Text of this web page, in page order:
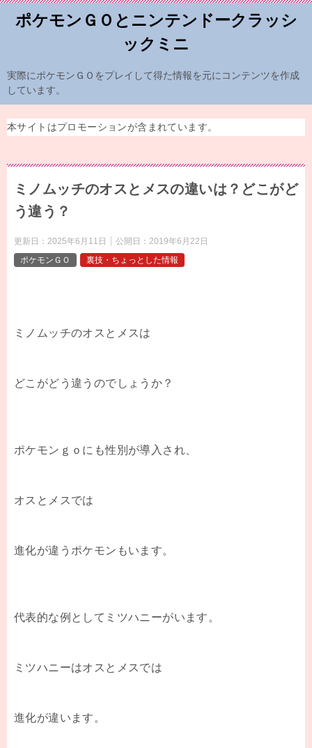
ポケモンＧＯとニンテンドークラッシ
ックミニ
実際にポケモンＧＯをプレイして得た情報を元にコンテンツを作成
しています。
本サイトはプロモーションが含まれています。
ミノムッチのオスとメスの違いは？どこがど
う違う？
更新日： 2025年6月11日 公開日： 2019年6月22日
ポケモンＧＯ
裏技・ちょっとした情報
ミノムッチのオスとメスは
どこがどう違うのでしょうか？
ポケモンｇｏにも性別が導入され、
オスとメスでは
進化が違うポケモンもいます。
代表的な例としてミツハニーがいます。
ミツハニーはオスとメスでは
進化が違います。